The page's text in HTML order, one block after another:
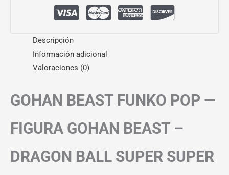
Descripción
Información adicional
Valoraciones (0)
GOHAN BEAST FUNKO POP —
FIGURA GOHAN BEAST –
DRAGON BALL SUPER SUPER